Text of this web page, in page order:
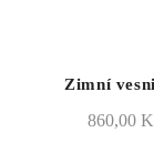
Zimní
860,00